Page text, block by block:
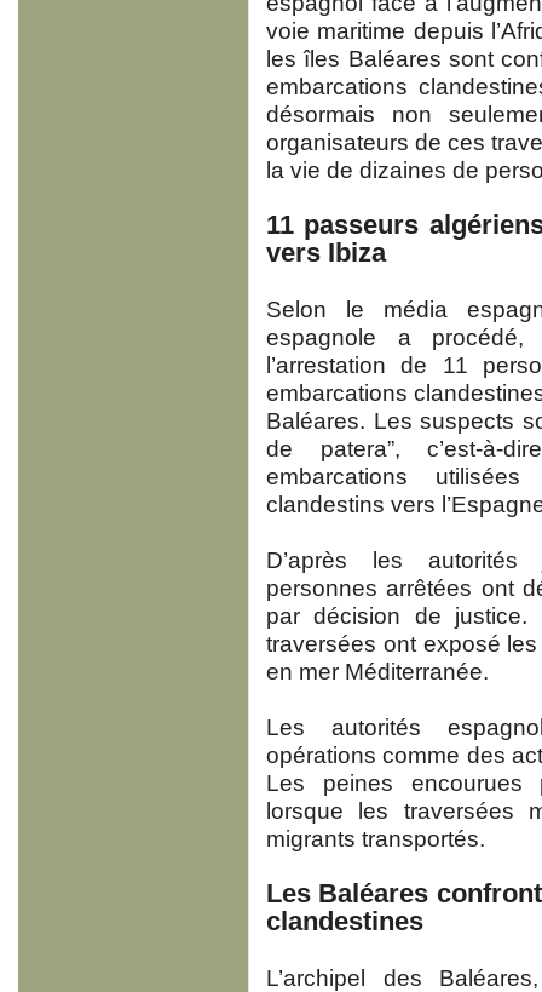
voie maritime depuis
les îles Baléares sont
embarcations
désormais non
organisateurs de ces
la vie de dizaines de
11 passeurs
vers Ibiza
Selon le média
espagnole a
l’arrestation de 11
embarcations
Baléares. Les suspects
de patera”, c’est-à-
embarcations
clandestins vers
D’après les
personnes arrêtées ont
par décision de justice.
traversées ont exposé
en mer Méditerranée.
Les autorités
opérations comme des
Les peines encourues
lorsque les traversées
migrants transportés.
Les Baléares
clandestines
L’archipel des